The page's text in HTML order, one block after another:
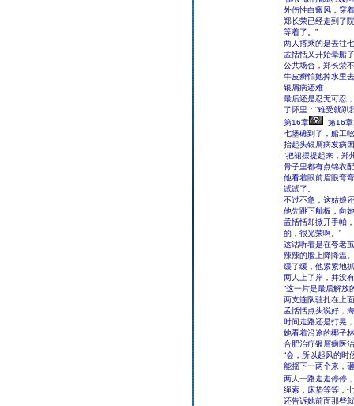
外伤性白癜风，穿
郑长荣已经走到了
等着了。”
两人搭乘的是去往
孟恬恬又开始晕船
公共场合，郑长荣
牛皮癣怕她掉水里
银屑病还难
最后还是忍无可忍
了怀里：“难受就趴
第16章
第16
七堡礁到了，船工
抬起头银屑病发病
“把裙摆提起来，郑
骨子里都有点锦衣
他看着眼前眉眼弯
试试了。
不过不急，这姑娘
他先跳下舢板，向
孟恬恬却掀开手帕
的，很光荣啊。”
这话听着是在夸老
辣辣的脸上降降温。
缓了缓，他紧紧地
两人上了岸，并没
“这一片是最后解放
两支连队驻扎在上
孟恬恬点头说好，
时间走路还是打晃
她看着沿途的椰子
合肥治疗银屑病医
“会，所以起风的时
能摇下一两个来，
两人一路走走停停
绳索，床垫等等，
还告诉她前面那些